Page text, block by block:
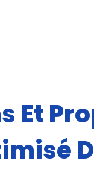
ESC pour fermer
Et